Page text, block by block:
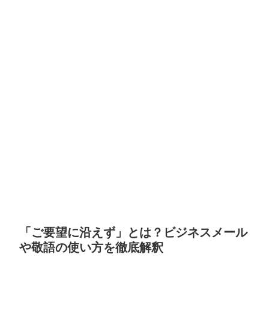
「ご要望に沿えず」とは？ビジネスメール
や敬語の使い方を徹底解釈